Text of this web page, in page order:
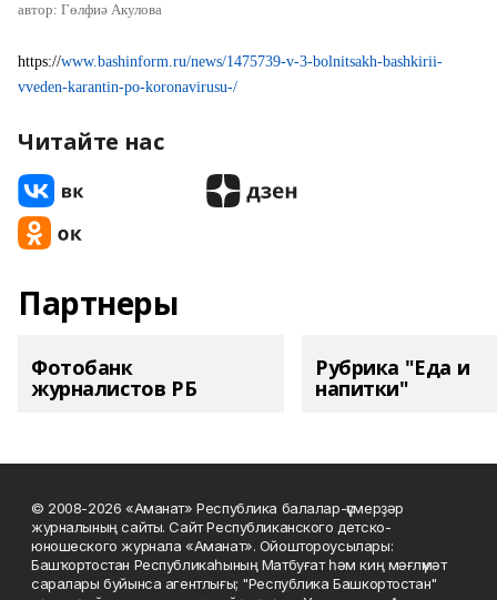
автор: Гөлфиә Акулова
https://www.bashinform.ru/news/1475739-v-3-bolnitsakh-bashkirii-
vveden-karantin-po-koronavirusu-/
Читайте нас
Партнеры
Фотобанк
журналистов РБ
Рубрика "Еда и
напитки"
© 2008-2026 «Аманат» Республика балалар-үҫмерҙәр
журналының сайты. Сайт Республиканского детско-
юношеского журнала «Аманат». Ойоштороусылары:
Башҡортостан Республикаһының Матбуғат һәм киң мәғлүмәт
саралары буйынса агентлығы; "Республика Башкортостан"